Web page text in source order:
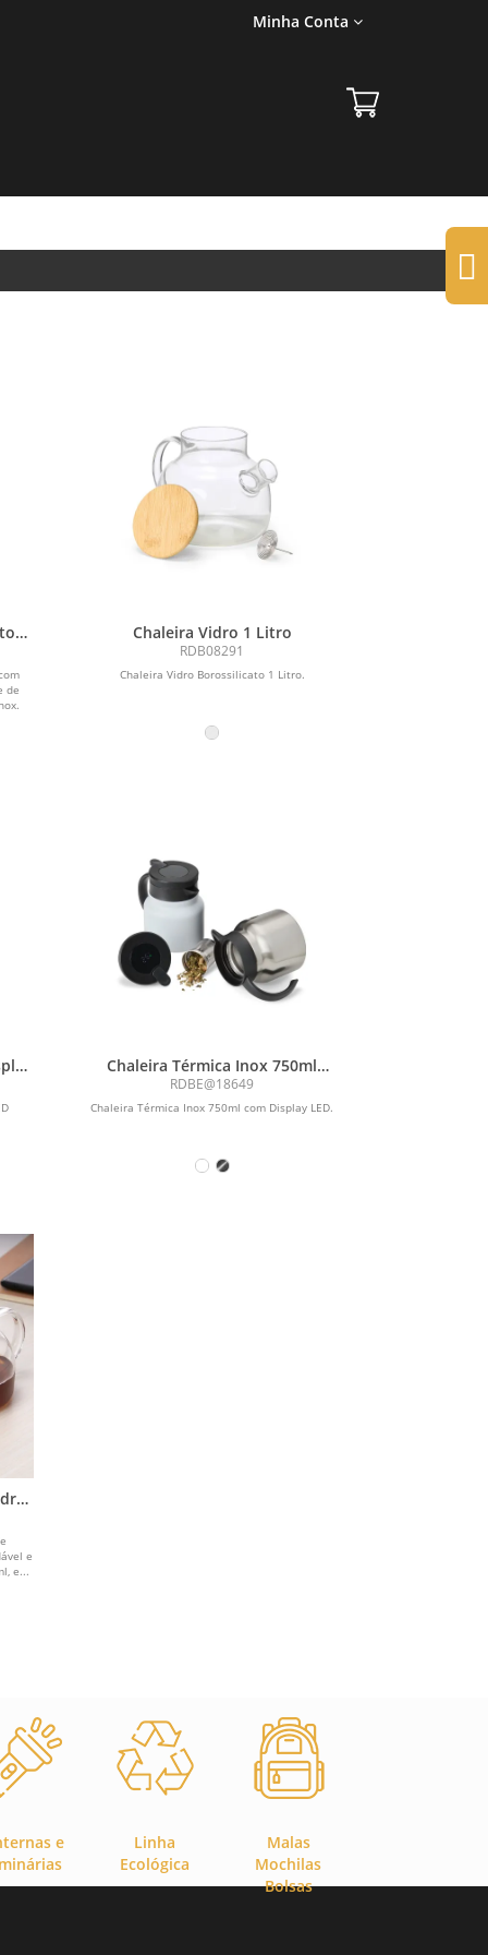
Minha Conta
de
Chaleira Vidro 1 Litro
RDB08291
Chaleira Vidro Borossilicato 1 Litro.
Chaleira Térmica Inox 750ml
com Display LED
RDBE@18649
Chaleira Térmica Inox 750ml com Display LED.
e
e...
e
Linha
Ecológica
Malas
Mochilas
Bolsas